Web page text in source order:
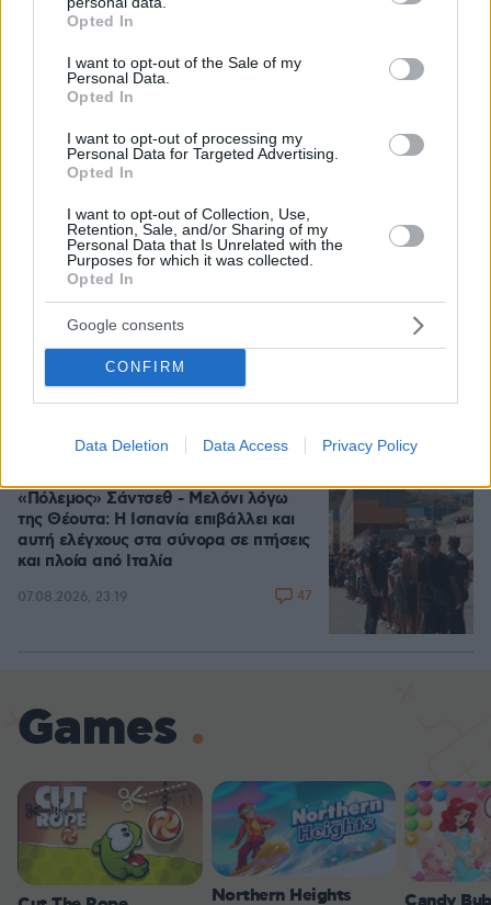
grant or deny consent to Google and its third-party tags to
use your data for below specified purposes in below Google
consent section.
Opted In
I want to opt-out of the Sale of my
Personal Data.
Opted In
I want to opt-out of processing my
Personal Data for Targeted Advertising.
Opted In
I want to opt-out of Collection, Use,
Retention, Sale, and/or Sharing of my
Personal Data that Is Unrelated with the
Purposes for which it was collected.
Opted In
Google consents
CONFIRM
Data Deletion Data Access Privacy Policy
το πρώτο της παιδί, δείτε την
ανάρτηση του συντρόφου της περί...
λαού και εξουσίας
07.08.2026, 22:23 42
Εντυπωσιάζει με την εμφάνισή της η
σύζυγος του Τζέντι Όσμαν στις
διακοπές τους στην Τουρκία, βίντεο
07.08.2026, 23:43
«Πόλεμος» Σάντσεθ - Μελόνι λόγω
της Θέουτα: Η Ισπανία επιβάλλει και
αυτή ελέγχους στα σύνορα σε πτήσεις
και πλοία από Ιταλία
07.08.2026, 23:19 47
Games
Northern Heights